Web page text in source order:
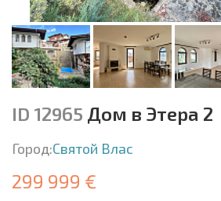
ID 12965 Дом в Этера 2
Город:Святой Влас
299 999 €